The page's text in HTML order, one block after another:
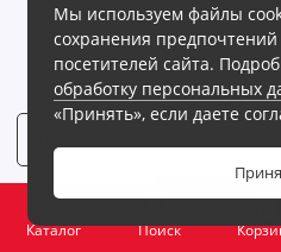
Каталог Поиск
Мы используем файлы
сохранения
посетителей сайта.
обработку персональных
«Принять», если даете